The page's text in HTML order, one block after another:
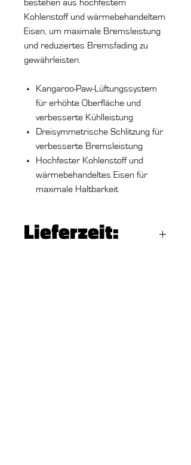
bestehen aus hochfestem
Kohlenstoff und wärmebehandeltem
Eisen, um maximale Bremsleistung
und reduziertes Bremsfading zu
gewährleisten.
Kangaroo-Paw-Lüftungssystem
für erhöhte Oberfläche und
verbesserte Kühlleistung
Dreisymmetrische Schlitzung für
verbesserte Bremsleistung
Hochfester Kohlenstoff und
wärmebehandeltes Eisen für
maximale Haltbarkeit
Lieferzeit: